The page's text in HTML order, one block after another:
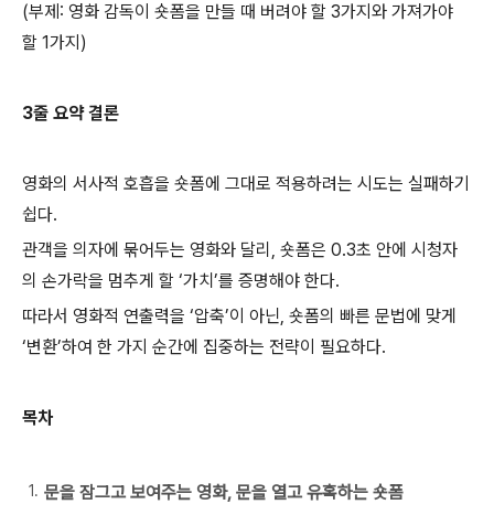
(부제: 영화 감독이 숏폼을 만들 때 버려야 할 3가지와 가져가야
할 1가지)
3줄 요약 결론
영화의 서사적 호흡을 숏폼에 그대로 적용하려는 시도는 실패하기
쉽다.
관객을 의자에 묶어두는 영화와 달리, 숏폼은 0.3초 안에 시청자
의 손가락을 멈추게 할 ‘가치’를 증명해야 한다.
따라서 영화적 연출력을 ‘압축’이 아닌, 숏폼의 빠른 문법에 맞게
‘변환’하여 한 가지 순간에 집중하는 전략이 필요하다.
목차
문을 잠그고 보여주는 영화, 문을 열고 유혹하는 숏폼